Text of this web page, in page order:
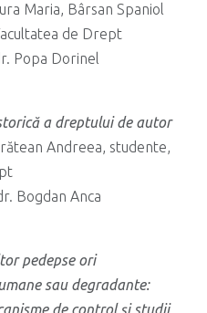
Maria, Bârsan Spaniol
de Drept
Popa Dorinel
a dreptului de autor
Andreea, studente,
Bogdan Anca
pedepse ori
sau degradante:
de control și studii